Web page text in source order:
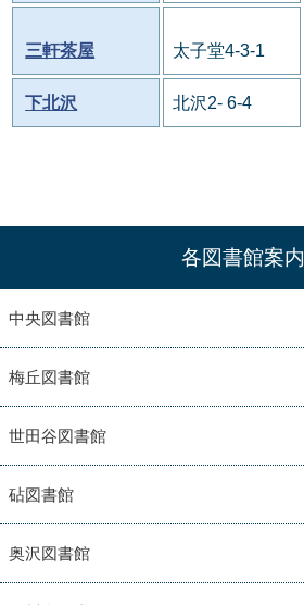
三軒茶屋 太子堂4-3-1
下北沢 北沢2- 6-4
各図書館案内
中央図書館
梅丘図書館
世田谷図書館
砧図書館
奥沢図書館